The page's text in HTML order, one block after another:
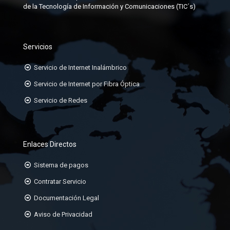
ORGANIZADORES HORIZONTALES
ORGANIZADORES VERTICALES
PATCHCORD TP CAT6A, 6, 5E
PATCHPANEL DE 24 Ó 48 PUERTOS
RACK DE 19
de la Tecnología de Información y Comunicaciones (TIC´s)
Servicios
Servicio de Internet Inalámbrico
Servicio de Internet por Fibra Óptica
Servicio de Redes
Enlaces Directos
Sistema de pagos
Contratar Servicio
Documentación Legal
Aviso de Privacidad